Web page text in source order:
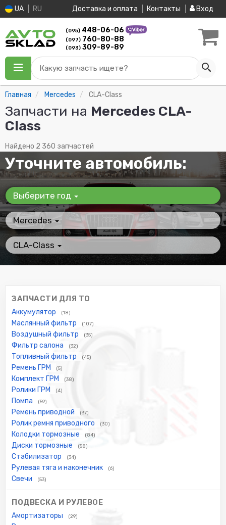
UA RU Доставка и оплата Контакты Вход
(095) 448-06-06
(097) 760-80-88
(093) 309-89-89
Какую запчасть ищете?
Главная Mercedes CLA-Class
Запчасти на Mercedes CLA-
Class
Найдено 2 360 запчастей
Уточните автомобиль:
Выберите год
Mercedes
CLA-Class
ЗАПЧАСТИ ДЛЯ ТО
Аккумулятор (18)
Маслянный фильтр (107)
Воздушный фильтр (35)
Фильтр салона (32)
Топливный фильтр (45)
Ремень ГРМ (5)
Комплект ГРМ (38)
Ролики ГРМ (4)
Помпа (59)
Ремень приводной (37)
Ролик ремня приводного (30)
Колодки тормозные (84)
Диски тормозные (58)
Стабилизатор (34)
Рулевая тяга и наконечник (6)
Свечи (53)
ПОДВЕСКА И РУЛЕВОЕ
Амортизаторы (29)